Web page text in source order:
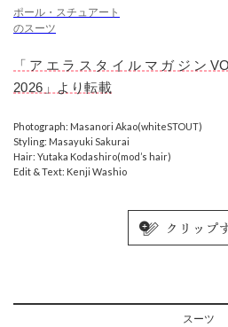
ポール・スチュアート
のスーツ
「アエラスタイルマガジン
2026」より転載
Photograph: Masanori Akao(whiteSTOUT)
Styling: Masayuki Sakurai
Hair: Yutaka Kodashiro(mod’s hair)
Edit & Text: Kenji Washio
スーツ